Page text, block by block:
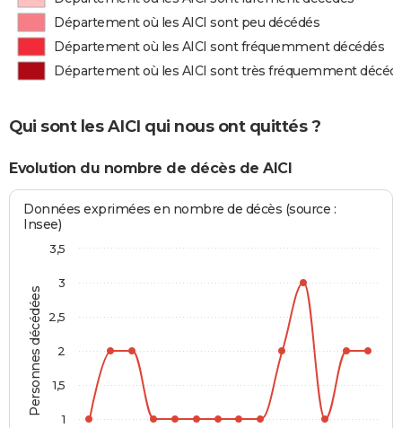
Département où les AICI sont peu décédés
Département où les AICI sont fréquemment décédés
Département où les AICI sont très fréquemment
Qui sont les AICI qui nous ont quittés ?
Evolution du nombre de décès de AICI
Personnes décédées
Données exprimées en nombre de décès (source :
Insee)
1
1,5
2
2,5
3
3,5